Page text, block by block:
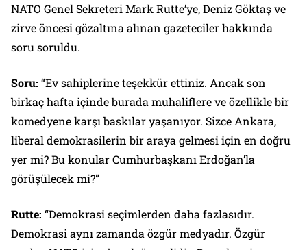
NATO Genel Sekreteri Mark Rutte’ye, Deniz Göktaş ve
zirve öncesi gözaltına alınan gazeteciler hakkında
soru soruldu.
Soru: “Ev sahiplerine teşekkür ettiniz. Ancak son
birkaç hafta içinde burada muhaliflere ve özellikle bir
komedyene karşı baskılar yaşanıyor. Sizce Ankara,
liberal demokrasilerin bir araya gelmesi için en doğru
yer mi? Bu konular Cumhurbaşkanı Erdoğan’la
görüşülecek mi?”
Rutte: “Demokrasi seçimlerden daha fazlasıdır.
Demokrasi aynı zamanda özgür medyadır. Özgür